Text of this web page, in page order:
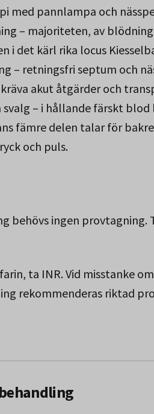
med pannlampa och
– majoriteten, av
i det kärl rika locus
– retningsfri septum och
akut åtgärder och
– i hållande färskt
fämre delen talar för
och puls.
behövs ingen
ta INR. Vid misstanke
rekommenderas riktad